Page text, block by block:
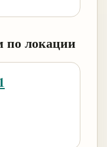
по локации